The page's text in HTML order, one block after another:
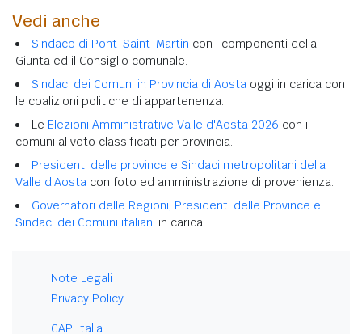
Vedi anche
Sindaco di Pont-Saint-Martin con i componenti della
Giunta ed il Consiglio comunale.
Sindaci dei Comuni in Provincia di Aosta oggi in carica con
le coalizioni politiche di appartenenza.
Le Elezioni Amministrative Valle d'Aosta 2026 con i
comuni al voto classificati per provincia.
Presidenti delle province e Sindaci metropolitani della
Valle d'Aosta con foto ed amministrazione di provenienza.
Governatori delle Regioni, Presidenti delle Province e
Sindaci dei Comuni italiani in carica.
Note Legali
Privacy Policy
CAP Italia